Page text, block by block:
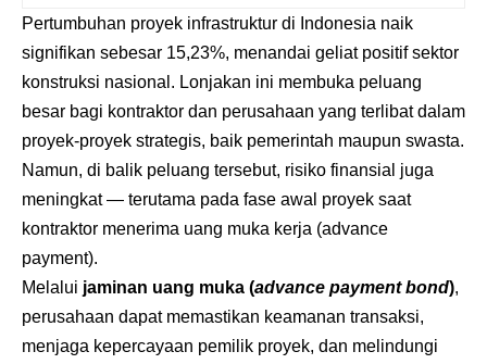
Pertumbuhan proyek infrastruktur di Indonesia naik
signifikan sebesar 15,23%, menandai geliat positif sektor
konstruksi nasional. Lonjakan ini membuka peluang
besar bagi kontraktor dan perusahaan yang terlibat dalam
proyek-proyek strategis, baik pemerintah maupun swasta.
Namun, di balik peluang tersebut, risiko finansial juga
meningkat — terutama pada fase awal proyek saat
kontraktor menerima uang muka kerja (advance
payment).
Melalui jaminan uang muka (advance payment bond),
perusahaan dapat memastikan keamanan transaksi,
menjaga kepercayaan pemilik proyek, dan melindungi